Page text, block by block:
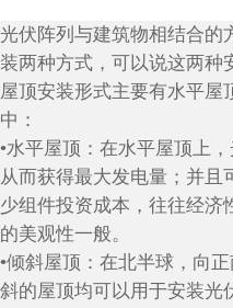
光伏阵列与建筑物相结合的
装两种方式，可以说这两种
屋顶安装形式主要有水平屋
中：
•水平屋顶：在水平屋顶上
从而获得最大发电量；并且
少组件投资成本，往往经济
的美观性一般。
•倾斜屋顶：在北半球，向
斜的屋顶均可以用于安装光